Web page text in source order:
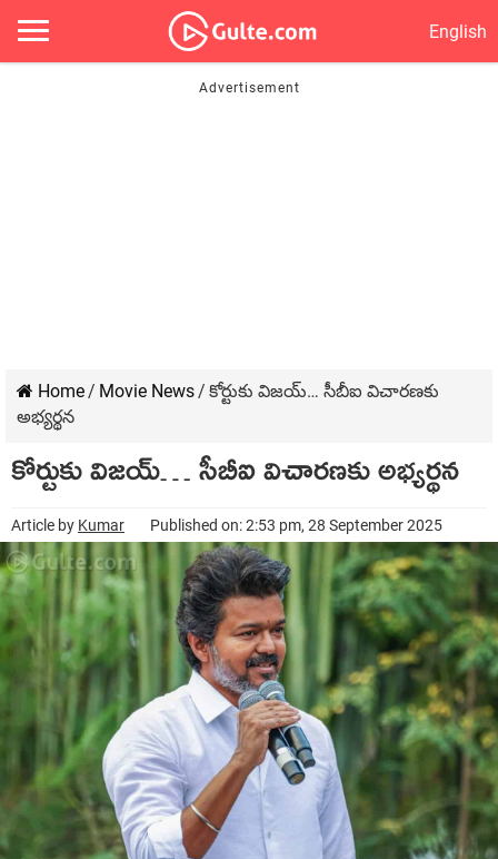
English
Home/ Movie News/ కోర్టుకు విజయ్… సీబీఐ విచారణకు
అభ్యర్థన
కోర్టుకు విజయ్… సీబీఐ విచారణకు అభ్యర్థన
Article by Kumar Published on: 2:53 pm, 28 September 2025